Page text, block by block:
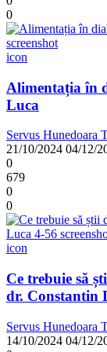
0
icon
Alimentația în
Luca
Servus Hunedoara
21/10/2024 04/12/
0
679
0
0
icon
Ce trebuie să
dr. Constantin
Servus Hunedoara
14/10/2024 04/12/